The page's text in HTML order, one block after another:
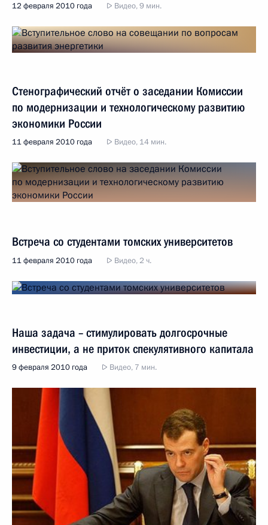
12 февраля 2010 года Видео, 9 мин.
Стенографический отчёт о заседании Комиссии
по модернизации и технологическому развитию
экономики России
11 февраля 2010 года Видео, 14 мин.
Встреча со студентами томских университетов
11 февраля 2010 года Видео, 2 ч.
Наша задача – стимулировать долгосрочные
инвестиции, а не приток спекулятивного капитала
9 февраля 2010 года Видео, 7 мин.